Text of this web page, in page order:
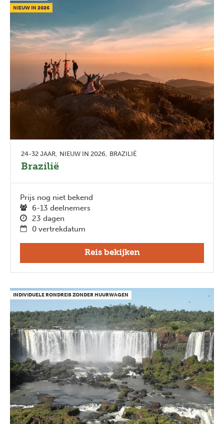
NIEUW IN 2026
24-32 JAAR NIEUW IN 2026 BRAZILIË
Brazilië
Prijs nog niet bekend
6-13 deelnemers
23 dagen
0 vertrekdatum
Reis bekijken
INDIVIDUELE RONDREIS ZONDER HUURWAGEN
Previous Next